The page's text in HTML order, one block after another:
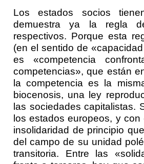
Los estados socios
demuestra ya la regla
respectivos. Porque esta
(en el sentido de
es «competencia
competencias», que están
la competencia es la
biocenosis, una ley
las sociedades capitalistas.
los estados europeos, y
insolidaridad de principio
del campo de su unidad
transitoria. Entre las